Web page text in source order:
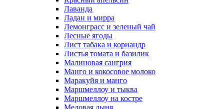
Лаванда
Ладан и мирра
Лемонграсс и зеленый чай
Лесные ягоды
Лист табака и кориандр
Листья томата и базилик
Малиновая сангрия
Манго и кокосовое молоко
Маракуйя и манго
Маршмеллоу и тыква
Маршмеллоу на костре
Медовая дыня